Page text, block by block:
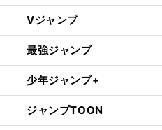
Vジャンプ
最強ジャンプ
少年ジャンプ+
ジャンプTOON